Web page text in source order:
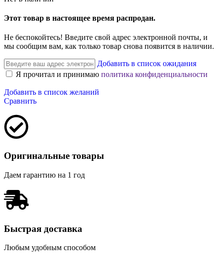
Этот товар в настоящее время распродан.
Не беспокойтесь! Введите свой адрес электронной почты, и
мы сообщим вам, как только товар снова появится в наличии.
Добавить в список ожидания
Я прочитал и принимаю политика конфиденциальности
Добавить в список желаний
Сравнить
Оригинальные товары
Даем гарантию на 1 год
Быстрая доставка
Любым удобным способом